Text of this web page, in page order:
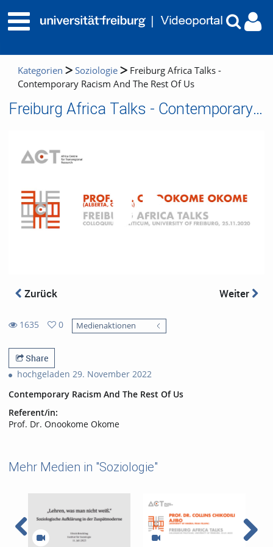
Kategorien Soziologie
Freiburg Africa Talks -
Contemporary Racism And The Rest Of Us
Freiburg Africa Talks - Contemporary Racism And The Rest Of Us
Zurück Weiter
1635
views
0
favorites
Medienaktionen
Share
hochgeladen 29. November 2022
Contemporary Racism And The Rest Of Us
Referent/in:
Prof. Dr. Onookome Okome
Mehr Medien in "Soziologie"